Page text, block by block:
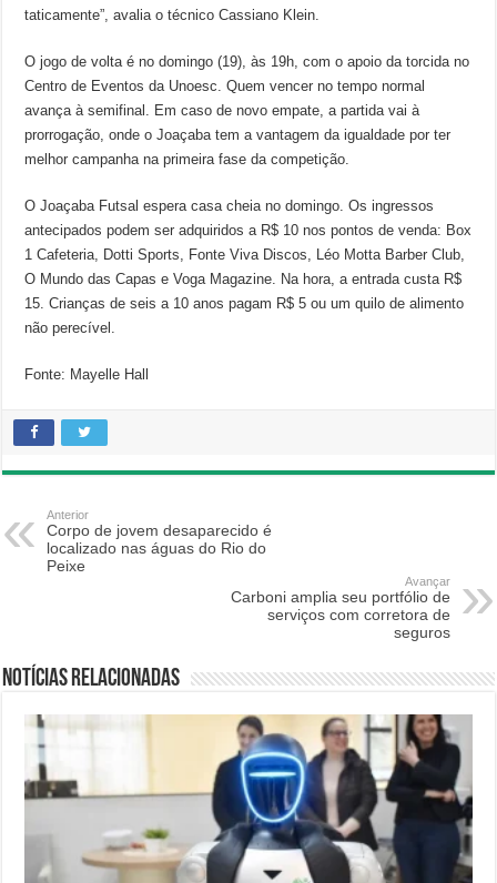
taticamente”, avalia o técnico Cassiano Klein.
O jogo de volta é no domingo (19), às 19h, com o apoio da torcida no
Centro de Eventos da Unoesc. Quem vencer no tempo normal
avança à semifinal. Em caso de novo empate, a partida vai à
prorrogação, onde o Joaçaba tem a vantagem da igualdade por ter
melhor campanha na primeira fase da competição.
O Joaçaba Futsal espera casa cheia no domingo. Os ingressos
antecipados podem ser adquiridos a R$ 10 nos pontos de venda: Box
1 Cafeteria, Dotti Sports, Fonte Viva Discos, Léo Motta Barber Club,
O Mundo das Capas e Voga Magazine. Na hora, a entrada custa R$
15. Crianças de seis a 10 anos pagam R$ 5 ou um quilo de alimento
não perecível.
Fonte: Mayelle Hall
Anterior
Corpo de jovem desaparecido é
localizado nas águas do Rio do
Peixe
Avançar
Carboni amplia seu portfólio de
serviços com corretora de
seguros
Notícias relacionadas